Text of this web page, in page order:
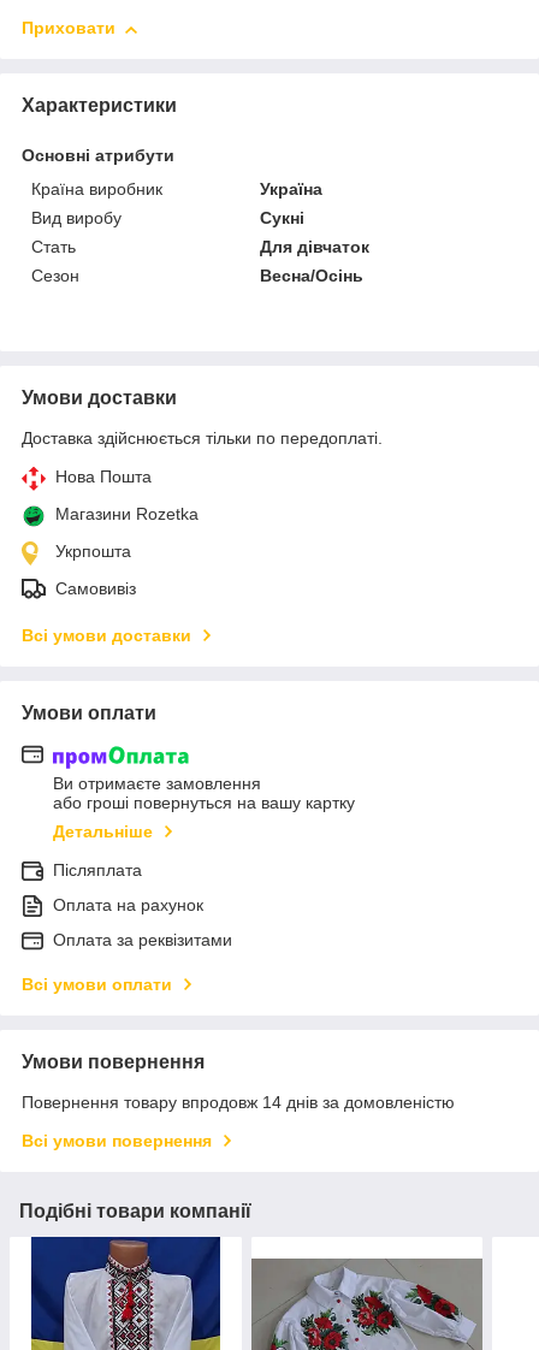
Приховати
Характеристики
Основні атрибути
Країна виробник
Україна
Вид виробу
Сукні
Стать
Для дівчаток
Сезон
Весна/Осінь
Умови доставки
Доставка здійснюється тільки по передоплаті.
Нова Пошта
Магазини Rozetka
Укрпошта
Самовивіз
Всі умови доставки
Умови оплати
Ви отримаєте замовлення
або гроші повернуться на вашу картку
Детальніше
Післяплата
Оплата на рахунок
Оплата за реквізитами
Всі умови оплати
Умови повернення
Повернення товару впродовж 14 днів за домовленістю
Всі умови повернення
Подібні товари компанії